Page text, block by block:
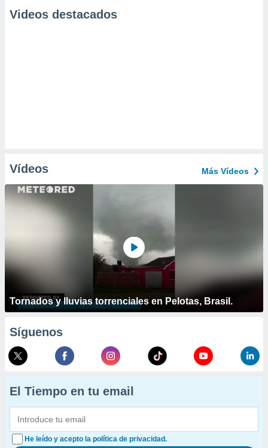
Videos destacados
Vídeos Más Vídeos
Tornados y lluvias torrenciales en Pelotas, Brasil.
Síguenos
El Tiempo en tu email
He leído y acepto la política de privacidad.